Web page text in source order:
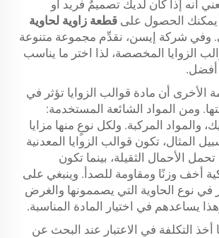
أنه إذا كان لديك تصميمٌ فريد أو
يمكنك الحصول على قطعة زاوية لحاوية
وفي شركة إيسن، نقدِّم مجموعة متنوعة
الزوايا المخصصة، لذا اختر ما يناسب
الأخرى أن مادة قوالب الزوايا تؤثر في
ومن المواد الشائعة المستخدمة:
والمواد المركبة. ولكل نوعٍ منها مزايا
المثال، تكون قوالب الزوايا المعدنية
الأحمال الثقيلة، بينما تكون
أخف وزنًا ومقاومة للصدأ. وينبغي على
في نوع الحاوية التي يصممونها والغرض
يساعدهم في اختيار المادة المناسبة.
التكلفة في الاعتبار عند البحث عن